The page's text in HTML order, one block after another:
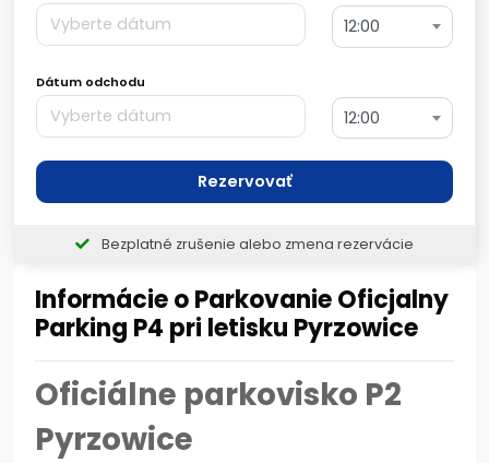
Informácie o Parkovanie Oficjalny
Parking P4 pri letisku Pyrzowice
Oficiálne parkovisko P2
Pyrzowice
12:00
Dátum odchodu
12:00
Rezervovať
Bezplatné zrušenie alebo zmena rezervácie